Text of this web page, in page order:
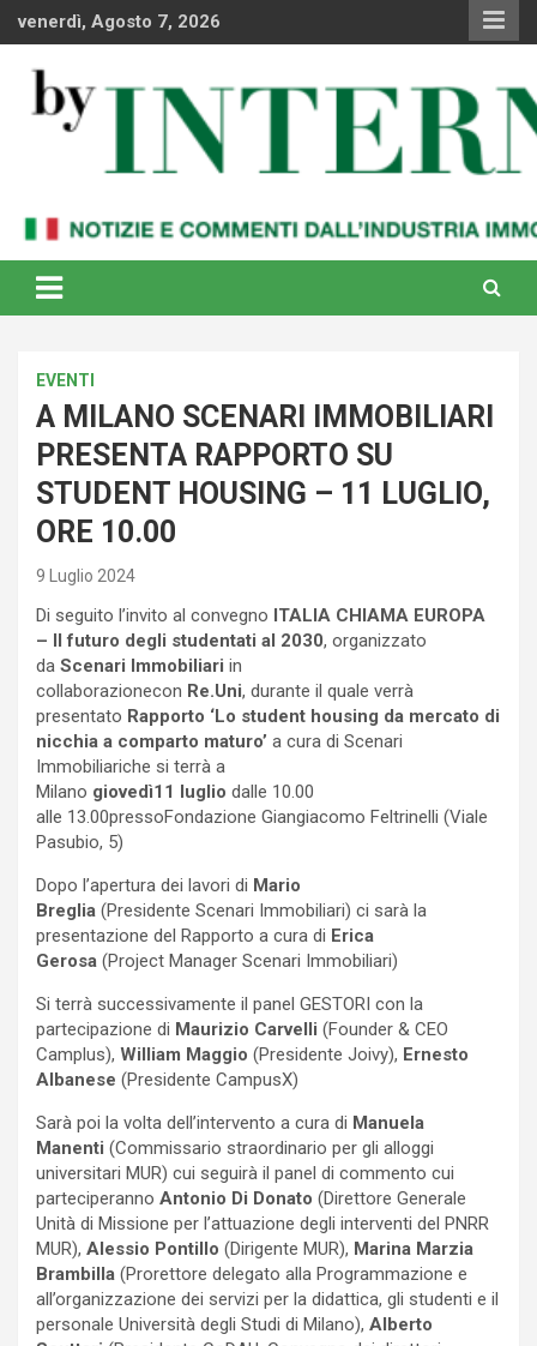
venerdì, Agosto 7, 2026
By Internews
internazionale
EVENTI
A MILANO SCENARI IMMOBILIARI
PRESENTA RAPPORTO SU
STUDENT HOUSING – 11 LUGLIO,
ORE 10.00
9 Luglio 2024
Di seguito l’invito al convegno ITALIA CHIAMA EUROPA
– Il futuro degli studentati al 2030, organizzato
da Scenari Immobiliari in
collaborazionecon Re.Uni, durante il quale verrà
presentato Rapporto ‘Lo student housing da mercato di
nicchia a comparto maturo’ a cura di Scenari
Immobiliariche si terrà a
Milano giovedì11 luglio dalle 10.00
alle 13.00pressoFondazione Giangiacomo Feltrinelli (Viale
Pasubio, 5)
Dopo l’apertura dei lavori di Mario
Breglia (Presidente Scenari Immobiliari) ci sarà la
presentazione del Rapporto a cura di Erica
Gerosa (Project Manager Scenari Immobiliari)
Si terrà successivamente il panel GESTORI con la
partecipazione di Maurizio Carvelli (Founder & CEO
Camplus), William Maggio (Presidente Joivy), Ernesto
Albanese (Presidente CampusX)
Sarà poi la volta dell’intervento a cura di Manuela
Manenti (Commissario straordinario per gli alloggi
universitari MUR) cui seguirà il panel di commento cui
parteciperanno Antonio Di Donato (Direttore Generale
Unità di Missione per l’attuazione degli interventi del PNRR
MUR), Alessio Pontillo (Dirigente MUR), Marina Marzia
Brambilla (Prorettore delegato alla Programmazione e
all’organizzazione dei servizi per la didattica, gli studenti e il
personale Università degli Studi di Milano), Alberto